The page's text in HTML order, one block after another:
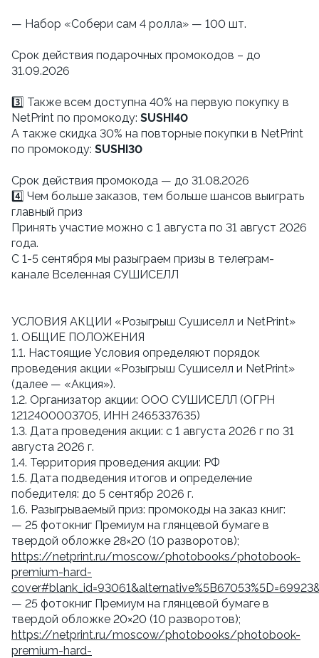
— Набор «Собери сам 4 ролла» — 100 шт.
Срок действия подарочных промокодов – до
31.09.2026
3️⃣ Также всем доступна 40% на первую покупку в
NetPrint по промокоду: SUSHI40
А также скидка 30% на повторные покупки в NetPrint
по промокоду: SUSHI30
Cрок действия промокода — до 31.08.2026
4️⃣ Чем больше заказов, тем больше шансов выиграть
главный приз
Принять участие можно с 1 августа по 31 август 2026
года.
С 1-5 сентября мы разыграем призы в телеграм-
канале Вселенная СУШИСЕЛЛ
УСЛОВИЯ АКЦИИ «Розыгрыш Сушиселл и NetPrint»
1. ОБЩИЕ ПОЛОЖЕНИЯ
1.1. Настоящие Условия определяют порядок
проведения акции «Розыгрыш Сушиселл и NetPrint»
(далее — «Акция»).
1.2. Организатор акции: ООО СУШИСЕЛЛ (ОГРН
1212400003705, ИНН 2465337635)
1.3. Дата проведения акции: с 1 августа 2026 г по 31
августа 2026 г.
1.4. Территория проведения акции: РФ
1.5. Дата подведения итогов и определение
победителя: до 5 сентябр 2026 г.
1.6. Разыгрываемый приз: промокоды на заказ книг:
— 25 фотокниг Премиум на глянцевой бумаге в
твердой обложке 28×20 (10 разворотов);
https://netprint.ru/moscow/photobooks/photobook-
premium-hard-
— 25 фотокниг Премиум на глянцевой бумаге в
твердой обложке 20×20 (10 разворотов);
https://netprint.ru/moscow/photobooks/photobook-
premium-hard-